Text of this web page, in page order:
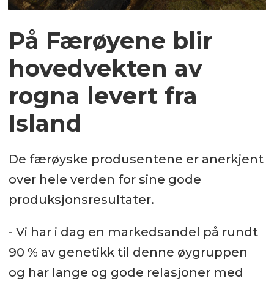
På Færøyene blir
hovedvekten av
rogna levert fra
Island
De færøyske produsentene er anerkjent
over hele verden for sine gode
produksjonsresultater.
- Vi har i dag en markedsandel på rundt
90 % av genetikk til denne øygruppen
og har lange og gode relasjoner med